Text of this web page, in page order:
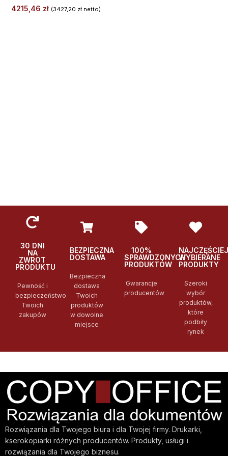
4215,46 zł (3427,20 złnetto)
30 DNI
NA
ZWROT
PRODUKTU
Pewność i
bezpieczeństwo
Twoich
zakupów
BEZPIECZNA
DOSTAWA
Bezpieczna
dostawa
Twoich
produktów
w dowolne
miejsce
100%
SPRAWDZONYCH
PRODUKTÓW
Gwarancje
producentów
NAJCZĘŚCIEJ
WYBIERANE
PRODUKTY
Szeroki
wybór
produktów,
które
podbiły
rynek
Rozwiązania dla Twojego biura i dla Twojej firmy. Drukarki,
kserokopiarki różnych producentów. Produkty, usługi i
rozwiązania dla Twojego biznesu.